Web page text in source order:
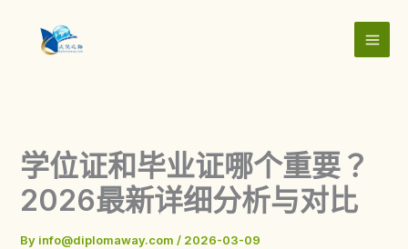
content
学位证和毕业证哪个重要？
2026最新详细分析与对比
By info@diplomaway.com / 2026-03-09